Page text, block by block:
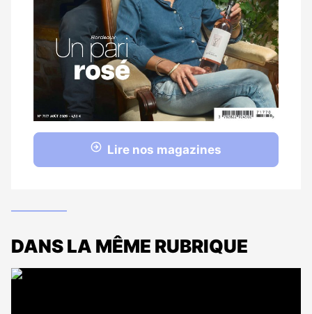
Lire nos magazines
DANS LA MÊME RUBRIQUE